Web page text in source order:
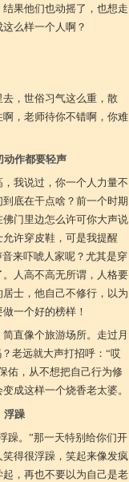
果他们也动摇了，也想走
么样一个人啊？
，世俗习气这么重，散
，老师待你不错啊，你难
动作都要轻声
我说过，你一个人力量不
底在干点啥？前一个时期
门里边怎么许可你大声说
许穿皮鞋，可是我提醒
来吓唬人家呢？尤其是穿
人高不高无所谓，人格要
士，他自己不修行，以为
一个好的榜样！
直像个旅游场所。走过月
老远就大声打招呼：“哎
佑，从不想把自己行为修
成这样一个烧香老太婆。
浮躁
躁。”那一天特别给你们开
得很浮躁，笑起来像发疯
，再也不要以为自己是老